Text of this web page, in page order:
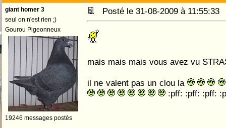
giant homer 3
seul on n'est rien ;)
Gourou Pigeonneux
19246 messages postés
Posté le 31-08-2009 à
mais mais mais vous avez vu
il ne valent pas un clou la
:pff: :pff: :pff: